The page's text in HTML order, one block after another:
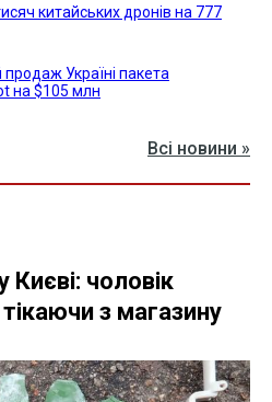
китайських дронів на 777
Україні пакета
на $105 млн
Всі новини »
Києві: чоловік
тікаючи з магазину